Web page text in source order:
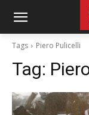
Tags Piero Pulicelli
Tag: